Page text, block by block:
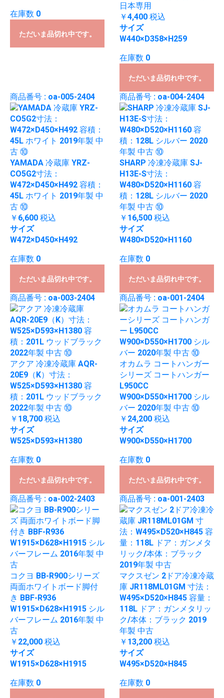
在庫数 0
ただいま品切れ中です。
日本専用
￥4,400 税込
サイズ
W440×D358×H259
在庫数 0
ただいま品切れ中です。
商品番号 : oa-005-2404
YAMADA 冷蔵庫 YRZ-
CO5G2寸法：
W472×D450×H492 容積：
45L ホワイト 2019年製 中
古 ⑩
￥6,600 税込
サイズ
W472×D450×H492
在庫数 0
ただいま品切れ中です。
商品番号 : oa-004-2404
SHARP 冷凍冷蔵庫 SJ-
H13E-S寸法：
W480×D520×H1160 容
積：128L シルバー 2020
年製 中古 ⑩
￥16,500 税込
サイズ
W480×D520×H1160
在庫数 0
ただいま品切れ中です。
商品番号 : oa-003-2404
アクア 冷凍冷蔵庫 AQR-
20E9（K）寸法：
W525×D593×H1380 容
積：201L ウッドブラック
2022年製 中古 ⑩
￥18,700 税込
サイズ
W525×D593×H1380
在庫数 0
ただいま品切れ中です。
商品番号 : oa-001-2404
オカムラ コートハンガー
シリーズ コートハンガー
L950CC
W900×D550×H1700 シル
バー 2020年製 中古 ⑩
￥24,200 税込
サイズ
W900×D550×H1700
在庫数 0
ただいま品切れ中です。
商品番号 : oa-002-2403
コクヨ BB-R900シリーズ
両面ホワイトボード脚付
き BBF-R936
W1915×D628×H1915 シル
バーフレーム 2016年製 中
古
￥22,000 税込
サイズ
W1915×D628×H1915
在庫数 0
商品番号 : oa-001-2403
マクスゼン 2ドア冷凍冷蔵
庫 JR118ML01GM 寸法：
W495×D520×H845 容量：
118L ドア：ガンメタリッ
ク/本体：ブラック 2019
年製 中古
￥13,200 税込
サイズ
W495×D520×H845
在庫数 0